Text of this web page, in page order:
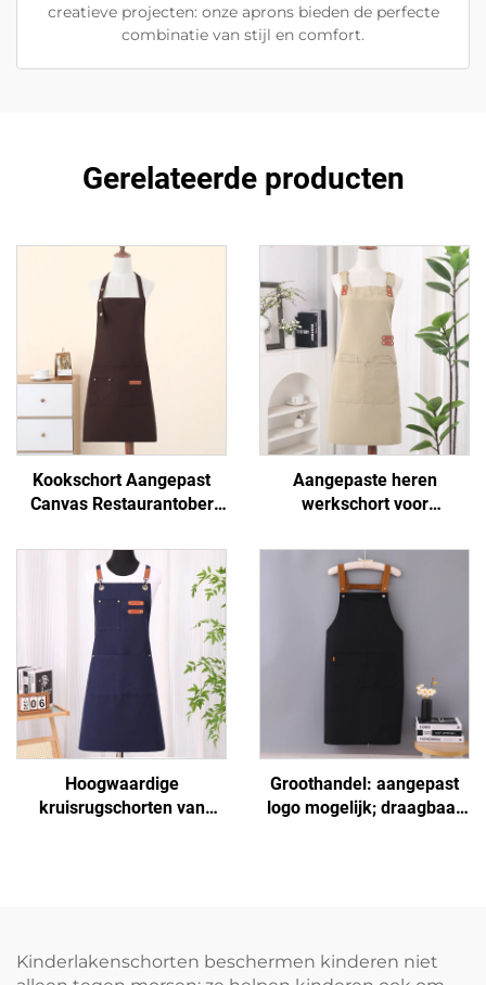
creatieve projecten: onze aprons bieden de perfecte
combinatie van stijl en comfort.
Gerelateerde producten
Kookschort Aangepast
Canvas Restaurantober
Basismodel Goedkoop
Biologisch Schilders
Keukenschort
Aangepaste heren
werkschort voor
van canvas, met zakken
voor BBQ
Hoogwaardige
kruisrugschorten van
bakkerijen
Groothandel: aangepast
logo mogelijk; draagbaar
Kinderlakenschorten beschermen kinderen niet